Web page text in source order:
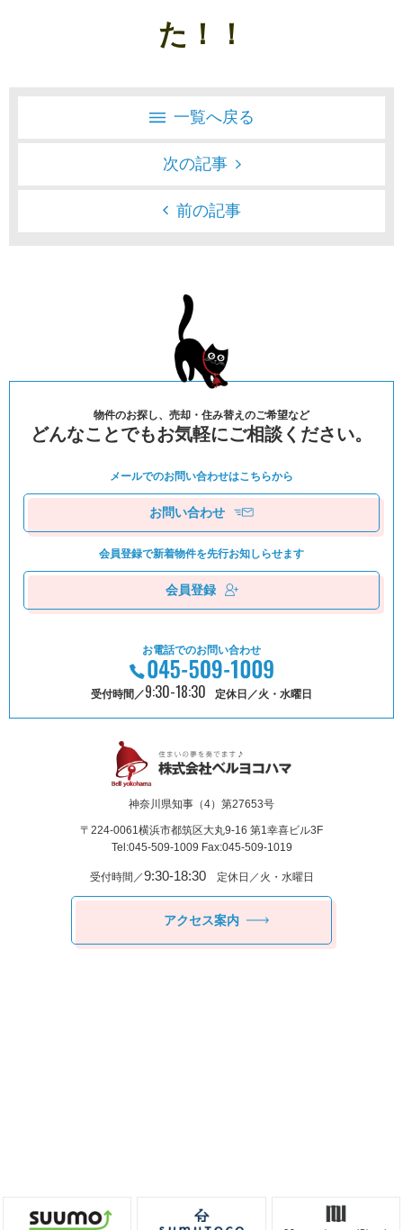
た！！
一覧へ戻る
次の記事
前の記事
物件のお探し、売却・住み替えのご希望など
どんなことでもお気軽にご相談ください。
メールでのお問い合わせはこちらから
お問い合わせ
会員登録で新着物件を先⾏お知しらせます
会員登録
お電話でのお問い合わせ
受付時間／9:30-18:30 定休日／火・水曜日
神奈川県知事（4）第27653号
〒224-0061横浜市都筑区⼤丸9-16 第1幸喜ビル3F
Tel:045-509-1009 Fax:045-509-1019
受付時間／9:30-18:30定休日／火・水曜日
アクセス案内